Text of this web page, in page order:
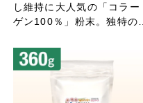
し維持に大人気の「コラー
ゲン100％」粉末。独特のニ
溶けやすい細粒タイプ。